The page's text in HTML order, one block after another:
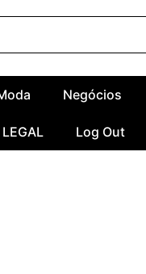
Negócios
Log Out